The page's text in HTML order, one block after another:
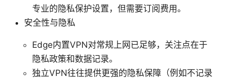
专业的隐私保护设置，但需要订阅费用。
安全性与隐私
Edge内置VPN对常规上网已足够，关注点在于
隐私政策和数据记录。
独立VPN往往提供更强的隐私保障（例如不记录